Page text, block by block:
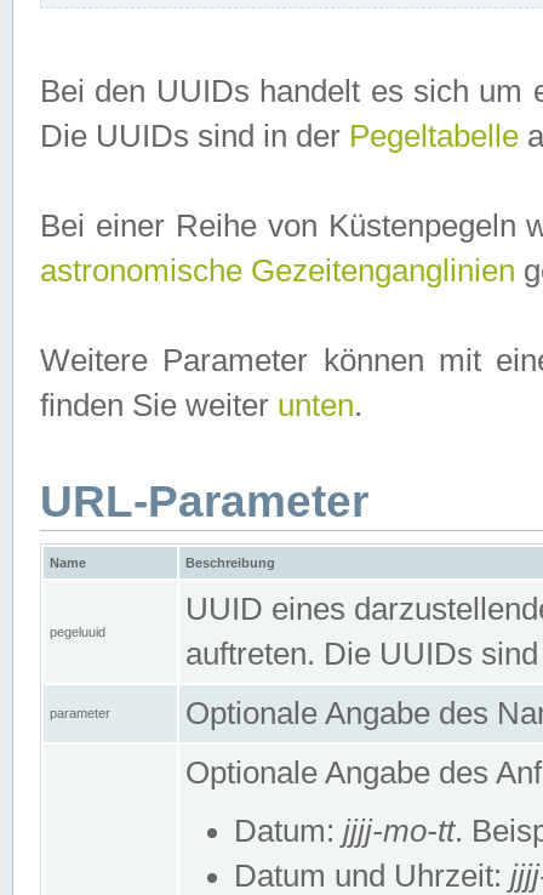
Bei den UUIDs handelt es sich um
Die UUIDs sind in der Pegeltabelle
Bei einer Reihe von Küstenpegeln
astronomische Gezeitenganglinien
Weitere Parameter können mit
finden Sie weiter unten.
URL-Parameter
Name Beschreibung
pegeluuid
UUID eines
auftreten. Die UUIDs
parameter Optionale Angabe des
Optionale Angabe des
Datum: jjjj-mo-tt.
Datum und Uhrzeit: